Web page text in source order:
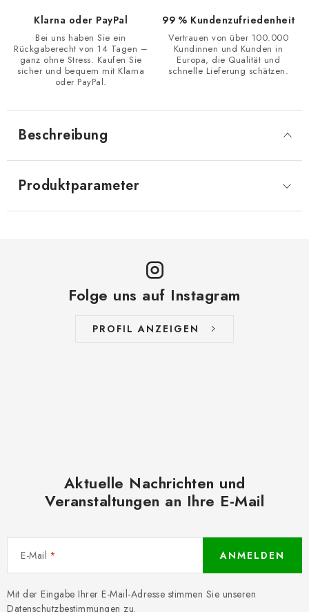
Klarna oder PayPal
Bei uns haben Sie ein
Rückgaberecht von 14 Tagen –
ganz ohne Stress. Kaufen Sie
sicher und bequem mit Klarna
oder PayPal.
99 % Kundenzufriedenheit
Vertrauen von über 100.000
Kundinnen und Kunden in
Europa, die Qualität und
schnelle Lieferung schätzen.
Beschreibung
Produktparameter
Folge uns auf Instagram
PROFIL ANZEIGEN
Aktuelle Nachrichten und
Veranstaltungen an Ihre E-Mail
E-Mail
Mit der Eingabe Ihrer E-Mail-Adresse stimmen Sie unseren
Datenschutzbestimmungen zu.
ANMELDEN